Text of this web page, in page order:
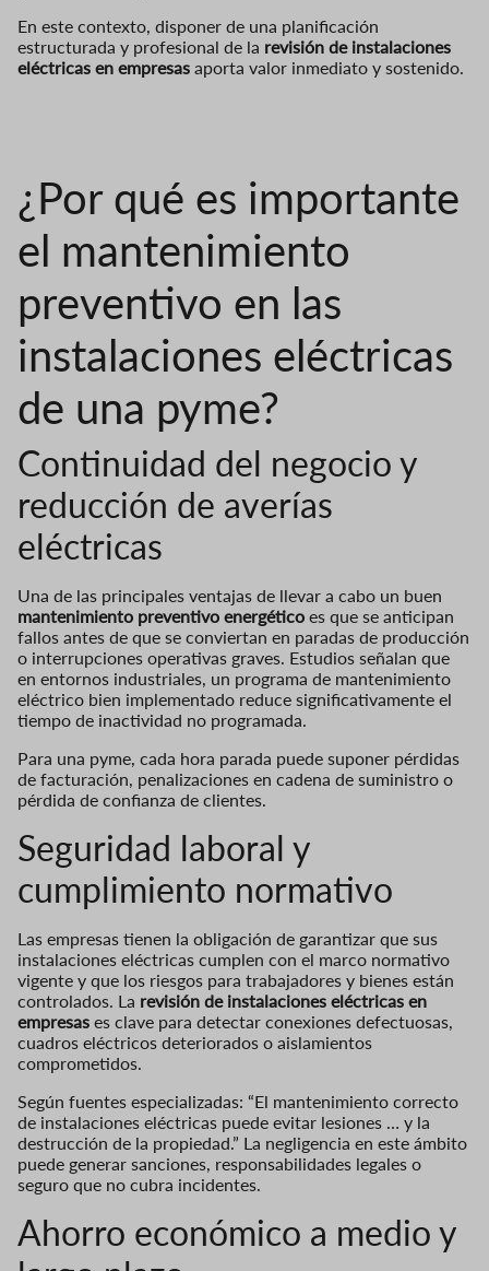
En este contexto, disponer de una planificación
estructurada y profesional de la revisión de instalaciones
eléctricas en empresas aporta valor inmediato y sostenido.
¿Por qué es importante
el mantenimiento
preventivo en las
instalaciones eléctricas
de una pyme?
Continuidad del negocio y
reducción de averías
eléctricas
Una de las principales ventajas de llevar a cabo un buen
mantenimiento preventivo energético es que se anticipan
fallos antes de que se conviertan en paradas de producción
o interrupciones operativas graves. Estudios señalan que
en entornos industriales, un programa de mantenimiento
eléctrico bien implementado reduce significativamente el
tiempo de inactividad no programada.
Para una pyme, cada hora parada puede suponer pérdidas
de facturación, penalizaciones en cadena de suministro o
pérdida de confianza de clientes.
Seguridad laboral y
cumplimiento normativo
Las empresas tienen la obligación de garantizar que sus
instalaciones eléctricas cumplen con el marco normativo
vigente y que los riesgos para trabajadores y bienes están
controlados. La revisión de instalaciones eléctricas en
empresas es clave para detectar conexiones defectuosas,
cuadros eléctricos deteriorados o aislamientos
comprometidos.
Según fuentes especializadas: “El mantenimiento correcto
de instalaciones eléctricas puede evitar lesiones … y la
destrucción de la propiedad.” La negligencia en este ámbito
puede generar sanciones, responsabilidades legales o
seguro que no cubra incidentes.
Ahorro económico a medio y